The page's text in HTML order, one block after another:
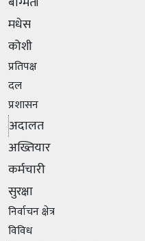
मधेस
कोशी
प्रतिपक्ष
दल
प्रशासन
अदालत
अख्तियार
कर्मचारी
सुरक्षा
निर्वाचन क्षेत्र
विविध